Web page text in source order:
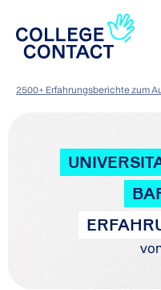
2500+ Erfahrungsberichte zum